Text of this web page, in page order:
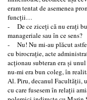
eram tentat de asemenea
funcţii…
- De ce ziceţi că nu eraţi
manageriale sau în ce sens?
- Nu! Nu mi-au plăcut
cu birocraţie, acte
acţionau subteran era şi
nu-mi era bun coleg, în
Al. Piru, decanul Facultăţii,
cu care fusesem în relaţii